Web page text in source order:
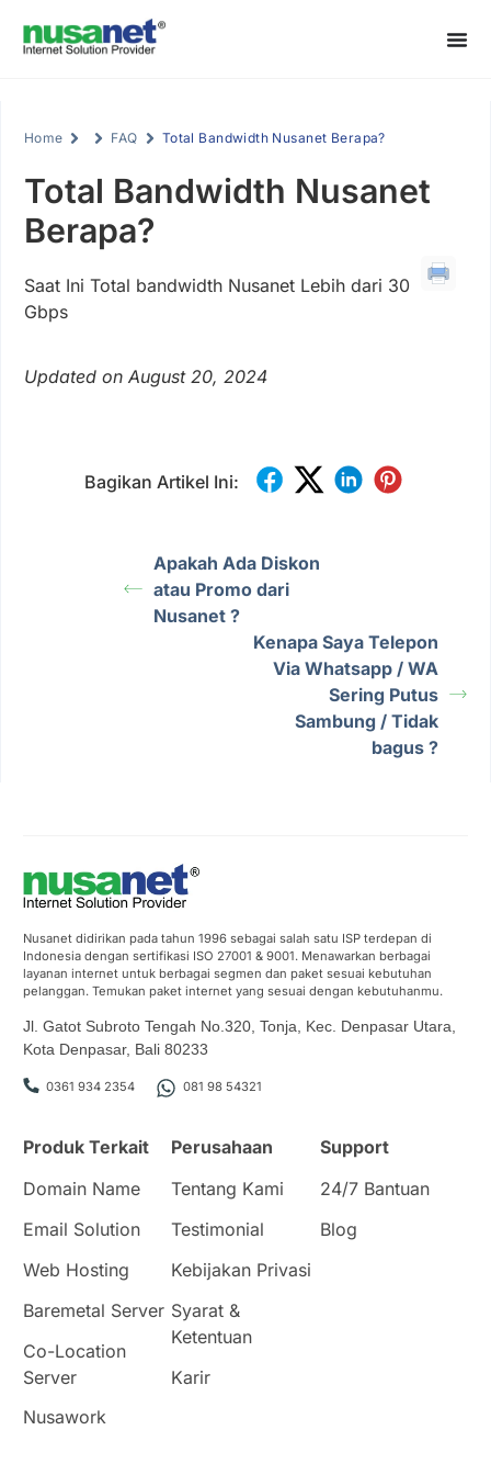
Home FAQ Total Bandwidth Nusanet Berapa?
Total Bandwidth Nusanet
Berapa?
Saat Ini Total bandwidth Nusanet Lebih dari 30
Gbps
Updated on August 20, 2024
Bagikan Artikel Ini:
Apakah Ada Diskon
atau Promo dari
Nusanet ?
Kenapa Saya Telepon
Via Whatsapp / WA
Sering Putus
Sambung / Tidak
bagus ?
Nusanet didirikan pada tahun 1996 sebagai salah satu ISP terdepan di
Indonesia dengan sertifikasi ISO 27001 & 9001. Menawarkan berbagai
layanan internet untuk berbagai segmen dan paket sesuai kebutuhan
pelanggan. Temukan paket internet yang sesuai dengan kebutuhanmu.
Jl. Gatot Subroto Tengah No.320, Tonja, Kec. Denpasar Utara,
Kota Denpasar, Bali 80233
0361 934 2354 081 98 54321
Produk Terkait
Domain Name
Email Solution
Web Hosting
Baremetal Server
Co-Location
Server
Nusawork
Perusahaan
Tentang Kami
Testimonial
Kebijakan Privasi
Syarat &
Ketentuan
Karir
Support
24/7 Bantuan
Blog